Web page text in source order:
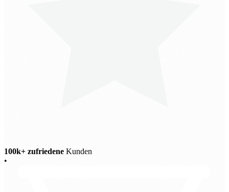
100k+ zufriedene Kunden
•